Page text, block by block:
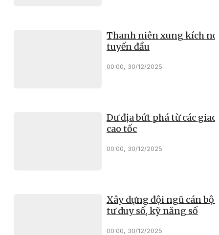
Thanh niên xung kích
tuyến đầu
00:00, 30/12/2025
Dư địa bứt phá từ các
cao tốc
00:00, 30/12/2025
Xây dựng đội ngũ cán bộ
tư duy số, kỹ năng số
00:00, 30/12/2025